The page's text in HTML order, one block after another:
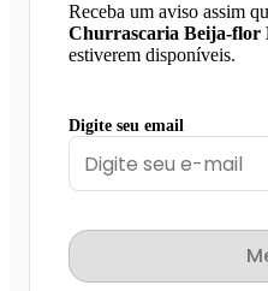
Receba um aviso assim
Churrascaria Beija-flor
estiverem disponíveis.
Digite seu email